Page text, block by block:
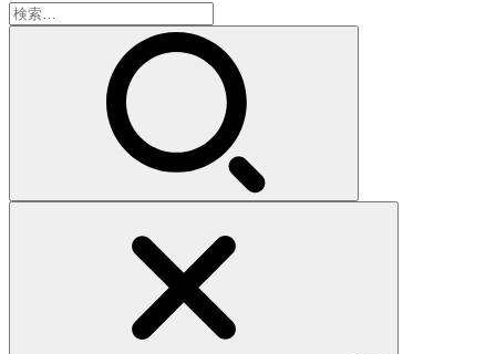
検
索: